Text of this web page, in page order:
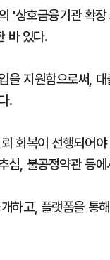
'상호금융기관 확
바 있다.
을 지원함으로써,
.
회복이 선행되어
심, 불공정약관 등
하고, 플랫폼을 통